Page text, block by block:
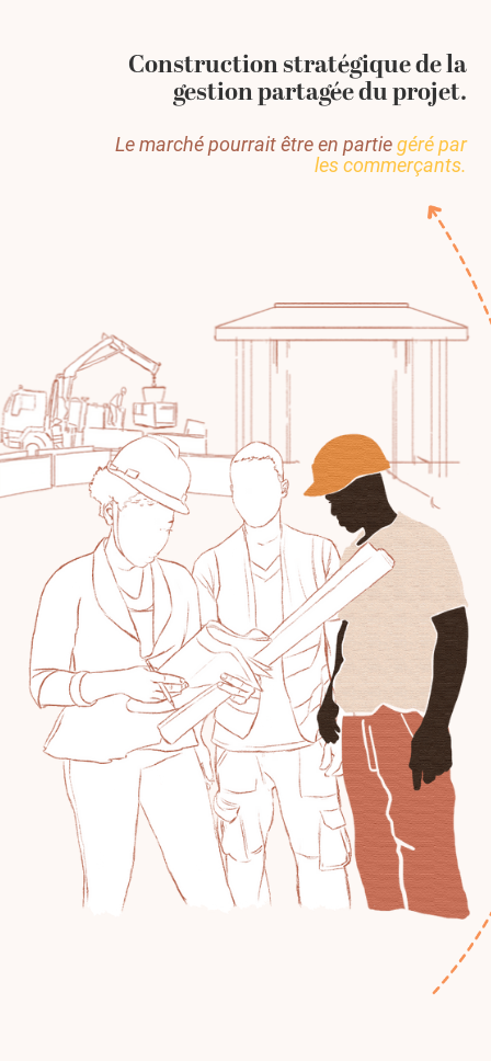
Construction stratégique de la
gestion partagée du projet.
Le marché pourrait être en partiegéré par
les commerçants.